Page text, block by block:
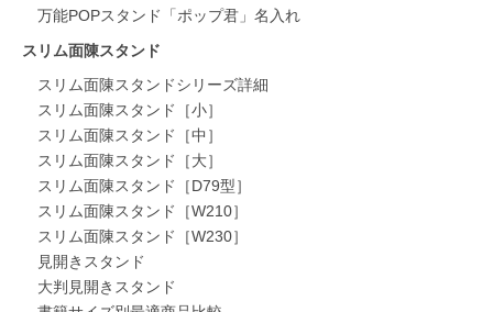
万能POPスタンド「ポップ君」名入れ
スリム面陳スタンド
スリム面陳スタンドシリーズ詳細
スリム面陳スタンド［小］
スリム面陳スタンド［中］
スリム面陳スタンド［大］
スリム面陳スタンド［D79型］
スリム面陳スタンド［W210］
スリム面陳スタンド［W230］
見開きスタンド
大判見開きスタンド